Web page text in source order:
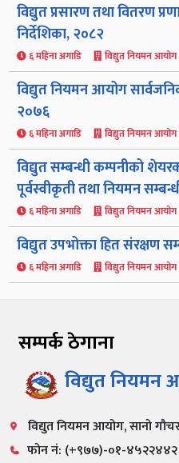
विद्युत प्रसारण तथा वितरण
निर्देशिका, २०८२
६ महिना अगाडि विद्युत नियमन आयोग
विद्युत नियमन आयोग
२०७६
६ महिना अगाडि विद्युत नियमन आयोग
विद्युत सम्बन्धी कम्पनीको
पूर्वस्वीकृती तथा नियमन
६ महिना अगाडि विद्युत नियमन आयोग
विद्युत उपभोक्ता हित संरक्षण
६ महिना अगाडि विद्युत नियमन आयोग
सम्पर्क ठेगाना
विद्युत नियमन
विद्युत नियमन आयोग, सानो
फोन नं: (+९७७)-०१-४५२२४४२